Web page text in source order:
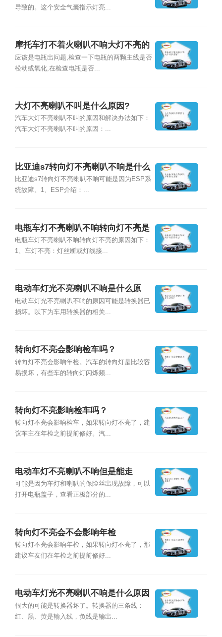
导致的。这个安全气囊指示灯亮...
摩托车打不着火喇叭不响大灯不亮的
原因？
应该是电瓶出问题,检查一下电瓶的两颗主线是否
松动或氧化,在检查电瓶是否...
大灯不亮喇叭不叫是什么原因?
汽车大灯不亮喇叭不叫的原因和解决办法如下：
汽车大灯不亮喇叭不叫的原因：...
比亚迪s7转向灯不亮喇叭不响是什么
原因？
比亚迪s7转向灯不亮喇叭不响可能是因为ESP系
统故障。1、ESP介绍：...
电瓶车灯不亮喇叭不响转向灯不亮是
为什么？
电瓶车灯不亮喇叭不响转向灯不亮的原因如下：
1、车灯不亮：灯丝断或灯线接...
电动车灯光不亮喇叭不响是什么原
因？
电动车灯光不亮喇叭不响的原因可能是转换器已
损坏。以下为车用转换器的相关...
转向灯不亮会影响检车吗？
转向灯不亮会影响年检。汽车的转向灯是比较容
易损坏，有些车的转向灯闪烁频...
转向灯不亮影响检车吗？
转向灯不亮会影响检车，如果转向灯不亮了，建
议车主在年检之前提前修好。汽...
电动车灯不亮喇叭不响但是能走
可能是因为车灯和喇叭的保险丝出现故障，可以
打开电瓶盖子，查看正极部分的...
转向灯不亮会不会影响年检
转向灯不亮会影响年检，如果转向灯不亮了，那
建议车友们在年检之前提前修好...
电动车灯光不亮喇叭不响是什么原因
很大的可能是转换器坏了。转换器的三条线：
红、黑、黄是输入线，负线是输出...